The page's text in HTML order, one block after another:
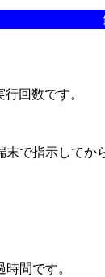
回数です。
で指示してか
間です。